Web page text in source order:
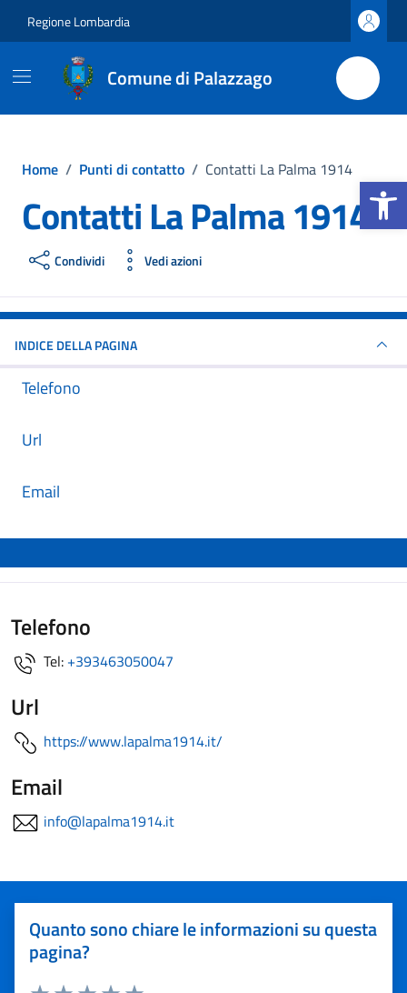
Apri la
Regione Lombardia
Comune di Palazzago
Home / Punti di contatto / Contatti La Palma 1914
Contatti La Palma 1914
Condividi Vedi azioni
INDICE DELLA PAGINA
Telefono
Url
Email
Telefono
Tel: +393463050047
Url
https://www.lapalma1914.it/
Email
info@lapalma1914.it
Quanto sono chiare le informazioni su questa
pagina?